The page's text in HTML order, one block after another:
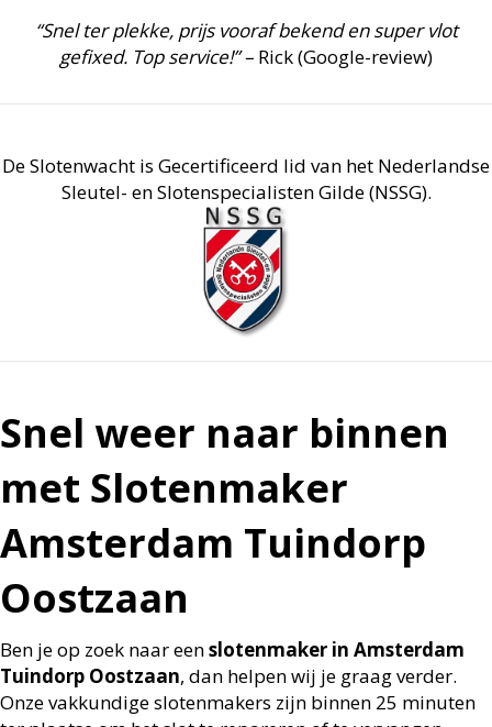
“Snel ter plekke, prijs vooraf bekend en super vlot
gefixed. Top service!” – Rick (Google-review)
De Slotenwacht is Gecertificeerd lid van het Nederlandse
Sleutel- en Slotenspecialisten Gilde (NSSG).
Snel weer naar binnen
met Slotenmaker
Amsterdam Tuindorp
Oostzaan
Ben je op zoek naar eenslotenmaker in Amsterdam
Tuindorp Oostzaan, dan helpen wij je graag verder.
Onze vakkundige slotenmakers zijn binnen 25 minuten